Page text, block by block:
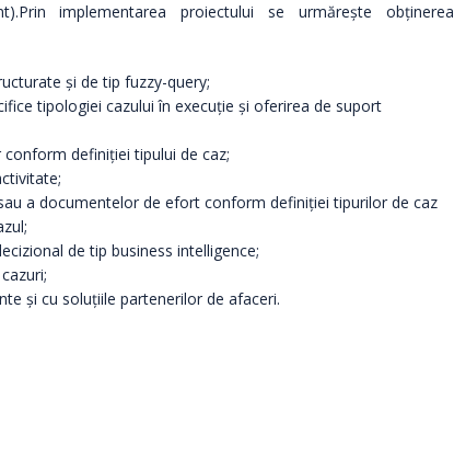
implementarea proiectului se urmărește obținerea
și de tip fuzzy-query;
tipologiei cazului în execuție și oferirea de suport
definiției tipului de caz;
a documentelor de efort conform definiției tipurilor de caz
de tip business intelligence;
și cu soluțiile partenerilor de afaceri.